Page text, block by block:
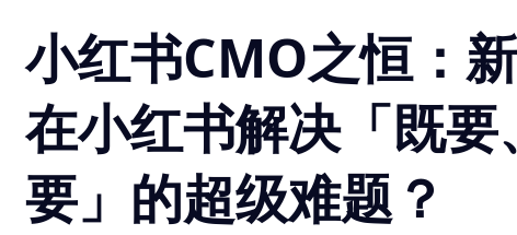
小红书CMO之恒：
在小红书解决「既
要」的超级难题？